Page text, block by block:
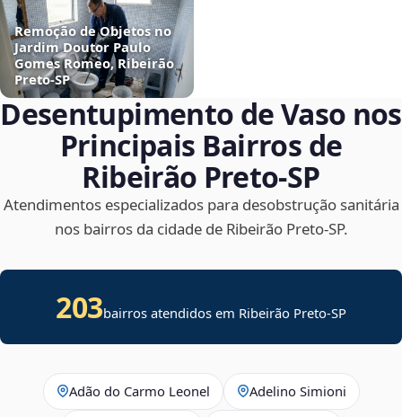
Remoção de Objetos no
Jardim Doutor Paulo
Gomes Romeo, Ribeirão
Preto‑SP
Desentupimento de Vaso nos
Principais Bairros de
Ribeirão Preto‑SP
Atendimentos especializados para desobstrução sanitária
nos bairros da cidade de Ribeirão Preto‑SP.
203bairros atendidos em Ribeirão Preto-SP
Adão do Carmo Leonel Adelino Simioni